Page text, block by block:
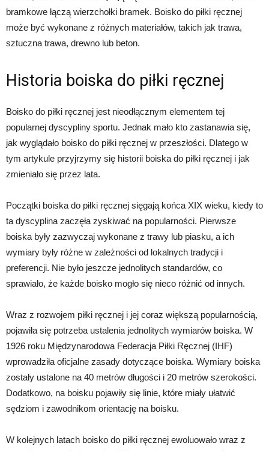
bramkowe łączą wierzchołki bramek. Boisko do piłki ręcznej
może być wykonane z różnych materiałów, takich jak trawa,
sztuczna trawa, drewno lub beton.
Historia boiska do piłki ręcznej
Boisko do piłki ręcznej jest nieodłącznym elementem tej
popularnej dyscypliny sportu. Jednak mało kto zastanawia się,
jak wyglądało boisko do piłki ręcznej w przeszłości. Dlatego w
tym artykule przyjrzymy się historii boiska do piłki ręcznej i jak
zmieniało się przez lata.
Początki boiska do piłki ręcznej sięgają końca XIX wieku, kiedy to
ta dyscyplina zaczęła zyskiwać na popularności. Pierwsze
boiska były zazwyczaj wykonane z trawy lub piasku, a ich
wymiary były różne w zależności od lokalnych tradycji i
preferencji. Nie było jeszcze jednolitych standardów, co
sprawiało, że każde boisko mogło się nieco różnić od innych.
Wraz z rozwojem piłki ręcznej i jej coraz większą popularnością,
pojawiła się potrzeba ustalenia jednolitych wymiarów boiska. W
1926 roku Międzynarodowa Federacja Piłki Ręcznej (IHF)
wprowadziła oficjalne zasady dotyczące boiska. Wymiary boiska
zostały ustalone na 40 metrów długości i 20 metrów szerokości.
Dodatkowo, na boisku pojawiły się linie, które miały ułatwić
sędziom i zawodnikom orientację na boisku.
W kolejnych latach boisko do piłki ręcznej ewoluowało wraz z